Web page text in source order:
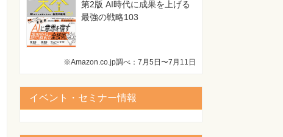
第2版 AI時代に成果を上げる
最強の戦略103
※Amazon.co.jp調べ：7月5日〜7月11日
イベント・セミナー情報